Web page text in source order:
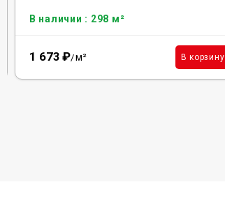
В наличии : 298 м²
1 673 ₽/м² В корзину